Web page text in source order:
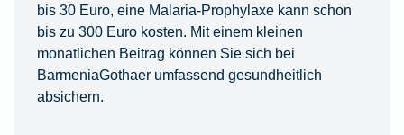
bis 30 Euro, eine Malaria-Prophylaxe kann schon
bis zu 300 Euro kosten. Mit einem kleinen
monatlichen Beitrag können Sie sich bei
BarmeniaGothaer umfassend gesundheitlich
absichern.